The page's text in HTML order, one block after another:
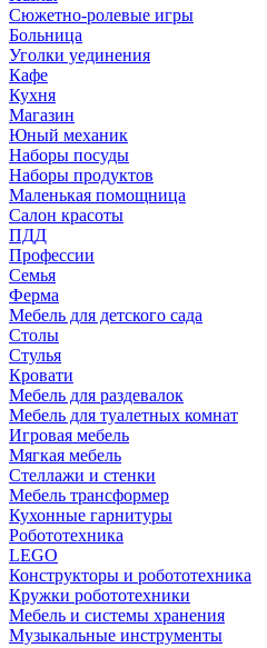
Сюжетно-ролевые игры
Больница
Уголки уединения
Кафе
Кухня
Магазин
Юный механик
Наборы посуды
Наборы продуктов
Маленькая помощница
Салон красоты
ПДД
Профессии
Семья
Ферма
Мебель для детского сада
Столы
Cтулья
Кровати
Мебель для раздевалок
Мебель для туалетных комнат
Игровая мебель
Мягкая мебель
Стеллажи и стенки
Мебель трансформер
Кухонные гарнитуры
Робототехника
LEGO
Конструкторы и робототехника
Кружки робототехники
Мебель и системы хранения
Музыкальные инструменты